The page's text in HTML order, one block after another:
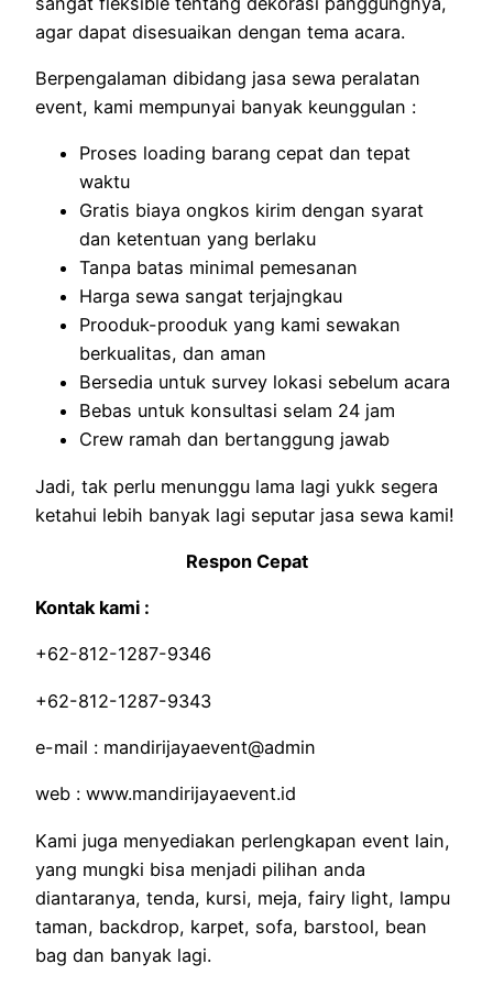
agar dapat disesuaikan dengan tema acara.
Berpengalaman dibidang jasa sewa peralatan
event, kami mempunyai banyak keunggulan :
Proses loading barang cepat dan tepat
waktu
Gratis biaya ongkos kirim dengan syarat
dan ketentuan yang berlaku
Tanpa batas minimal pemesanan
Harga sewa sangat terjajngkau
Prooduk-prooduk yang kami sewakan
berkualitas, dan aman
Bersedia untuk survey lokasi sebelum acara
Bebas untuk konsultasi selam 24 jam
Crew ramah dan bertanggung jawab
Jadi, tak perlu menunggu lama lagi yukk segera
ketahui lebih banyak lagi seputar jasa sewa kami!
Respon Cepat
Kontak kami :
+62-812-1287-9346
+62-812-1287-9343
e-mail : mandirijayaevent@admin
web : www.mandirijayaevent.id
Kami juga menyediakan perlengkapan event lain,
yang mungki bisa menjadi pilihan anda
diantaranya, tenda, kursi, meja, fairy light, lampu
taman, backdrop, karpet, sofa, barstool, bean
bag dan banyak lagi.